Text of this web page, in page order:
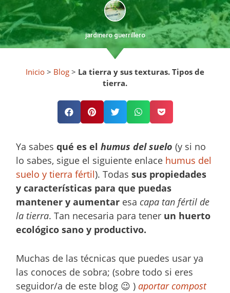
jardinero guerrillero
Inicio > Blog > La tierra y sus texturas. Tipos de
tierra.
Ya sabesqué es el humus del suelo (y si no
lo sabes, sigue el siguiente enlace humus del
suelo y tierra fértil). Todassus propiedades
y características para que puedas
mantener y aumentar esa capa tan fértil de
la tierra. Tan necesaria para tener un huerto
ecológico sano y productivo.
Muchas de las técnicas que puedes usar ya
las conoces de sobra; (sobre todo si eres
seguidor/a de este blog 😉 )aportar compost